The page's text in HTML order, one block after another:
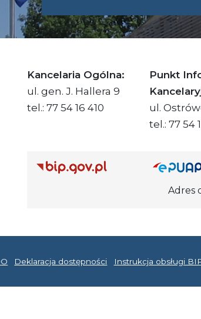
Kancelaria Ogólna:
ul. gen. J. Hallera 9
tel.: 77 54 16 410
Punkt
ul.
tel.: 77 54
Adres do e-Doręczeń
Deklaracja dostępności Instrukcja obsługi